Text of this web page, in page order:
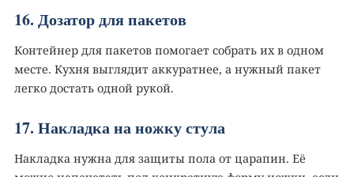
16. Дозатор для пакетов️
Контейнер для пакетов помогает собрать их в одном
месте. Кухня выглядит аккуратнее, а нужный пакет
легко достать одной рукой.
17. Накладка на ножку стула
Накладка нужна для защиты пола от царапин. Её